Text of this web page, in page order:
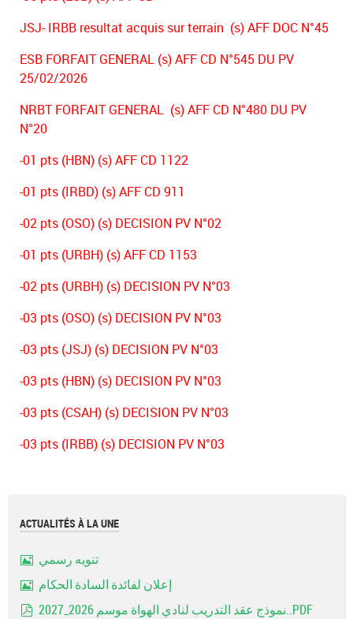
JSJ- IRBB resultat acquis sur terrain (s) AFF DOC N°45
ESB FORFAIT GENERAL (s) AFF CD N°545 DU PV
25/02/2026
NRBT FORFAIT GENERAL (s) AFF CD N°480 DU PV
N°20
-01 pts (HBN) (s) AFF CD 1122
-01 pts (IRBD) (s) AFF CD 911
-02 pts (OSO) (s) DECISION PV N°02
-01 pts (URBH) (s) AFF CD 1153
-02 pts (URBH) (s) DECISION PV N°03
-03 pts (OSO) (s) DECISION PV N°03
-03 pts (JSJ) (s) DECISION PV N°03
-03 pts (HBN) (s) DECISION PV N°03
-03 pts (CSAH) (s) DECISION PV N°03
-03 pts (IRBB) (s) DECISION PV N°03
ACTUALITÉS À LA UNE
تنويه رسمي
إعلان لفائدة السادة الحكام
نموذج عقد التدريب لنادي الهواة موسم 2026_2027..PDF